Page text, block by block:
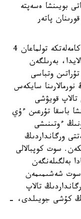
بويىنشا ەسەپتە
پاتەر
- تالاپ قويۋشى جالعىزباستى انا رەتىندە كامەلەتكە تولماعان 4
بەرىلگەن
وتباسى
سايكەس
تالاپ قويۋشى
باسقا تۇرعىن ءۇي
ءوتىنىشى
ورگانداردىڭ
سوت كوپبالالى
بەلگىلەنگەن
سوت شەشىمىمەن
تالاپ
كۇشى جويىلدى، -